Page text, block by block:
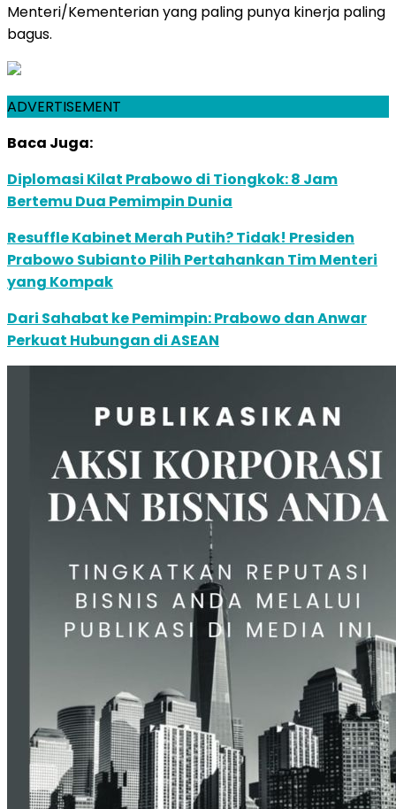
Menteri/Kementerian yang paling punya kinerja paling
bagus.
ADVERTISEMENT
Baca Juga:
Diplomasi Kilat Prabowo di Tiongkok: 8 Jam
Bertemu Dua Pemimpin Dunia
Resuffle Kabinet Merah Putih? Tidak! Presiden
Prabowo Subianto Pilih Pertahankan Tim Menteri
yang Kompak
Dari Sahabat ke Pemimpin: Prabowo dan Anwar
Perkuat Hubungan di ASEAN